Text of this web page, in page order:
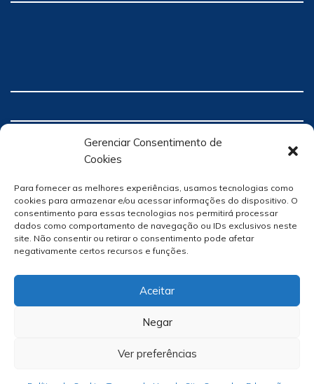
Gerenciar Consentimento de
Cookies
Para fornecer as melhores experiências, usamos tecnologias como
cookies para armazenar e/ou acessar informações do dispositivo. O
consentimento para essas tecnologias nos permitirá processar
dados como comportamento de navegação ou IDs exclusivos neste
site. Não consentir ou retirar o consentimento pode afetar
negativamente certos recursos e funções.
Aceitar
Negar
Ver preferências
Site Por hacklab